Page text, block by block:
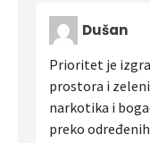
Dušan
Prioritet je
prostora i
narkotika i
preko